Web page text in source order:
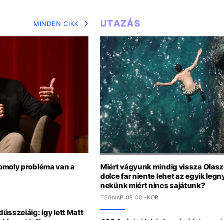
MINDEN CIKK
probléma van a
így lett Matt
UTAZÁS
Miért vágyunk mindig vissza
dolce far niente lehet az egyik
nekünk miért nincs sajátunk?
TEGNAP 09:00 -KOR